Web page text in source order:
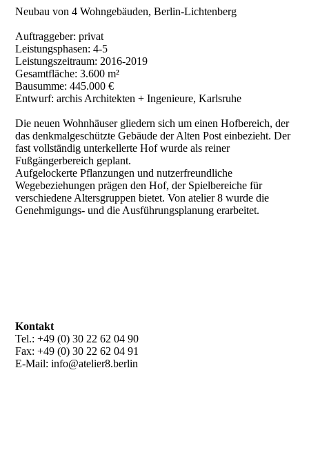
Neubau von 4 Wohngebäuden, Berlin-Lichtenberg
Auftraggeber: privat
Leistungsphasen: 4-5
Leistungszeitraum: 2016-2019
Gesamtfläche: 3.600 m²
Bausumme: 445.000 €
Entwurf: archis Architekten + Ingenieure, Karlsruhe
Die neuen Wohnhäuser gliedern sich um einen Hofbereich, der
das denkmalgeschützte Gebäude der Alten Post einbezieht. Der
fast vollständig unterkellerte Hof wurde als reiner
Fußgängerbereich geplant.
Aufgelockerte Pflanzungen und nutzerfreundliche
Wegebeziehungen prägen den Hof, der Spielbereiche für
verschiedene Altersgruppen bietet. Von atelier 8 wurde die
Genehmigungs- und die Ausführungsplanung erarbeitet.
Kontakt
Tel.: +49 (0) 30 22 62 04 90
Fax: +49 (0) 30 22 62 04 91
E-Mail: info@atelier8.berlin